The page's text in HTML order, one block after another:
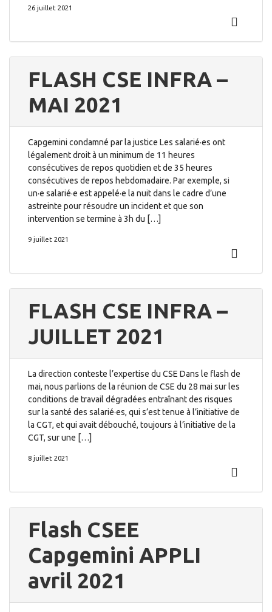
26 juillet 2021
FLASH CSE INFRA –
MAI 2021
Capgemini condamné par la justice Les salarié·es ont
légalement droit à un minimum de 11 heures
consécutives de repos quotidien et de 35 heures
consécutives de repos hebdomadaire. Par exemple, si
un·e salarié·e est appelé·e la nuit dans le cadre d’une
astreinte pour résoudre un incident et que son
intervention se termine à 3h du […]
9 juillet 2021
FLASH CSE INFRA –
JUILLET 2021
La direction conteste l’expertise du CSE Dans le flash de
mai, nous parlions de la réunion de CSE du 28 mai sur les
conditions de travail dégradées entraînant des risques
sur la santé des salarié·es, qui s’est tenue à l’initiative de
la CGT, et qui avait débouché, toujours à l’initiative de la
CGT, sur une […]
8 juillet 2021
Flash CSEE
Capgemini APPLI
avril 2021